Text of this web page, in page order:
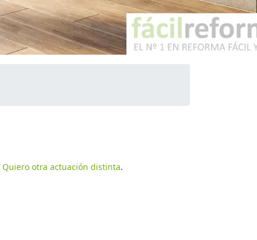
Quiero otra actuación distinta.